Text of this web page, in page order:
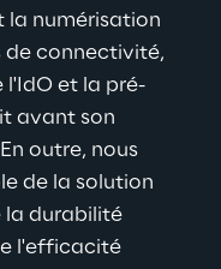
la numérisation
de connectivité,
l'IdO et la pré-
avant son
outre, nous
de la solution
la durabilité
l'efficacité